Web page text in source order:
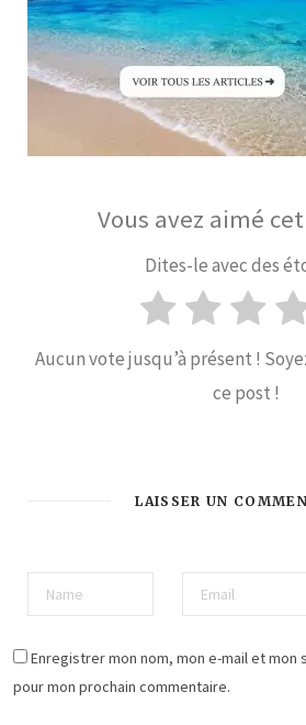
Vous avez aimé
Dites-le avec des
Aucun vote jusqu’à présent !
ce post !
LAISSER UN
Enregistrer mon nom, mon e-mail et mon
pour mon prochain commentaire.